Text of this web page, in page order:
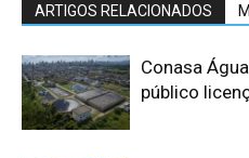
ARTIGOS RELACIONADOS
Conasa
público